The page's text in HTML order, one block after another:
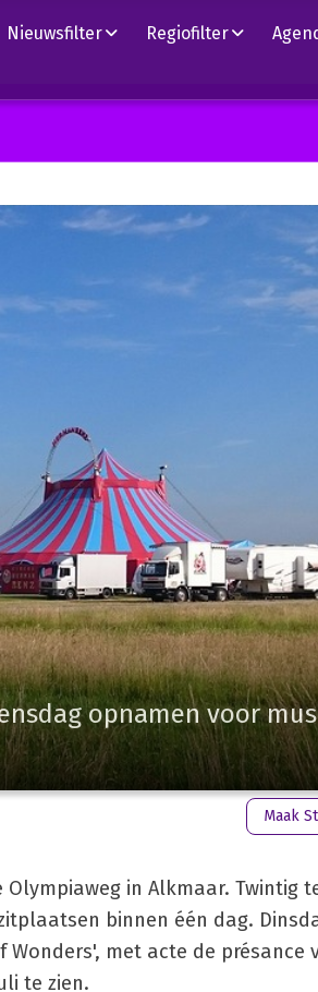
Nieuwsfilter Regiofilter
opnamen voor
Maak
in Alkmaar. Twintig
binnen één dag.
Wonders', met acte de
te zien.